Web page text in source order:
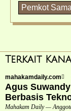
Pemkot
Terkait
mahakamdaily.com
Agus
Berbasis
Mahakam Daily —